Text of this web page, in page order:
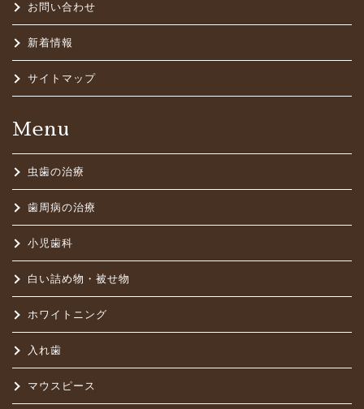
お問い合わせ
新着情報
サイトマップ
Menu
虫歯の治療
歯周病の治療
小児歯科
白い詰め物・被せ物
ホワイトニング
入れ歯
マウスピース